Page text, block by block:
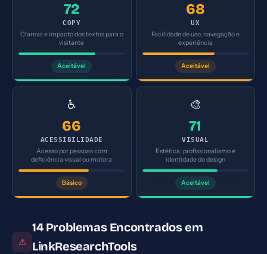
72
COPY
Clareza e impacto dos textos para o
visitante
Aceitável
68
UX
Facilidade de uso, navegação e
experiência
Aceitável
♿
66
ACESSIBILIDADE
Acesso por pessoas com
deficiência visual ou motora
Básico
🎨
71
VISUAL
Estética, profissionalismo e
identidade do design
Aceitável
⚠
14 Problemas Encontrados em
LinkResearchTools